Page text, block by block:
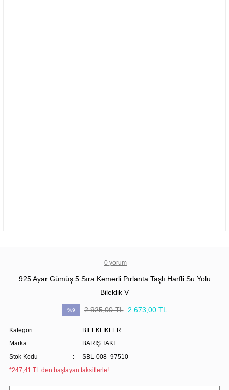
0 yorum
925 Ayar Gümüş 5 Sıra Kemerli Pırlanta Taşlı Harfli Su Yolu
Bileklik V
%9 2.925,00 TL 2.673,00 TL
Kategori
BİLEKLİKLER
Marka
BARIŞ TAKI
Stok Kodu
SBL-008_97510
*247,41 TL den başlayan taksitlerle!